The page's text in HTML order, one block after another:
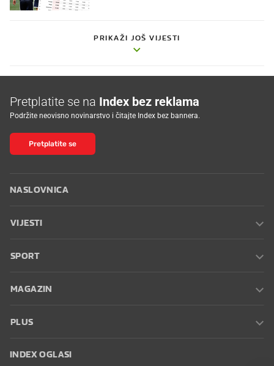
PRIKAŽI JOŠ VIJESTI
Pretplatite se na Index bez reklama
Podržite neovisno novinarstvo i čitajte Index bez bannera.
Pretplatite se
NASLOVNICA
VIJESTI
SPORT
MAGAZIN
PLUS
INDEX OGLASI